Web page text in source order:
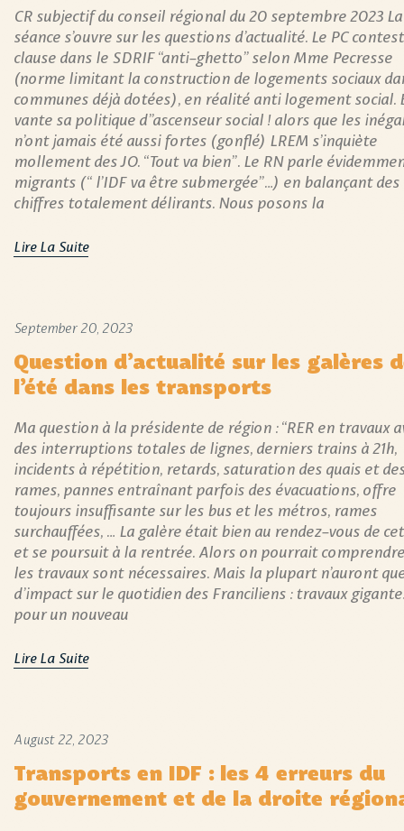
CR subjectif du conseil régional du 20 septembre 2023 La
séance s’ouvre sur les questions d’actualité. Le PC
clause dans le SDRIF “anti-ghetto” selon Mme Pecresse
(norme limitant la construction de logements sociaux
communes déjà dotées), en réalité anti logement social.
vante sa politique d”ascenseur social ! alors que les
n’ont jamais été aussi fortes (gonflé) LREM s’inquiète
mollement des JO. “Tout va bien”. Le RN parle
migrants (“ l’IDF va être submergée”…) en balançant des
chiffres totalement délirants. Nous posons la
Lire La Suite
September 20, 2023
Question d’actualité sur les galères
l’été dans les transports
Ma question à la présidente de région : “RER en travaux
des interruptions totales de lignes, derniers trains à 21h,
incidents à répétition, retards, saturation des quais et
rames, pannes entraînant parfois des évacuations, offre
toujours insuffisante sur les bus et les métros, rames
surchauffées, … La galère était bien au rendez-vous de
et se poursuit à la rentrée. Alors on pourrait
les travaux sont nécessaires. Mais la plupart n’auront
d’impact sur le quotidien des Franciliens : travaux
pour un nouveau
Lire La Suite
August 22, 2023
Transports en IDF : les 4 erreurs du
gouvernement et de la droite